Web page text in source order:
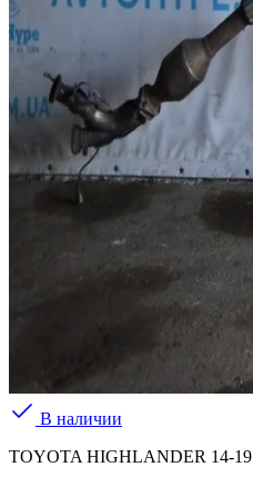
В наличии
TOYOTA HIGHLANDER 14-19